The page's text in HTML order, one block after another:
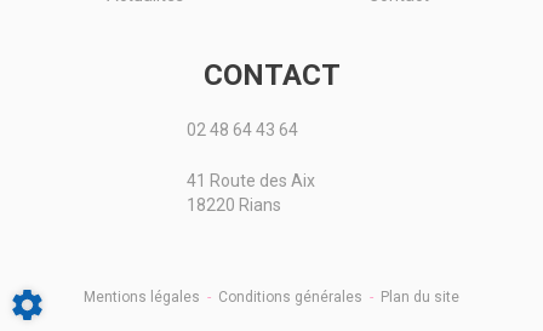
CONTACT
02 48 64 43 64
41 Route des Aix
18220 Rians
Mentions légales - Conditions générales - Plan du site